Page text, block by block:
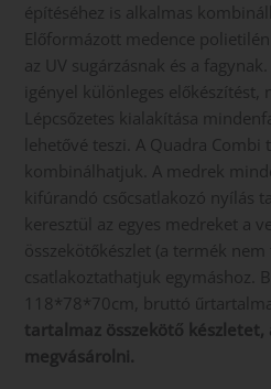
építéséhez is alkalmas
Előformázott medence polietilén
az UV sugárzásnak és a
igényel különleges előkészítést,
Lépcsőzetes kialakítása
lehetővé teszi. A Quadra
kombinálhatjuk. A medrek
kifúrandó csőcsatlakozó nyílás
keresztül az egyes medreket a
összekötőkészlet (a termék nem
csatlakoztathatjuk egymáshoz.
118*78*70cm, bruttó
tartalmaz összekötő készletet,
megvásárolni.